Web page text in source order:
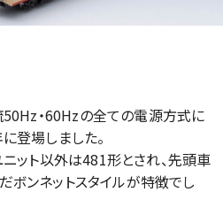
・60Hzの全ての電源方式に
登場しました。
ット以外は481形とされ、先頭車
ンネットスタイルが特徴でし